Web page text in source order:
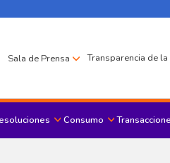
Sala de Prensa Transparencia de
Menu principal
Consumo